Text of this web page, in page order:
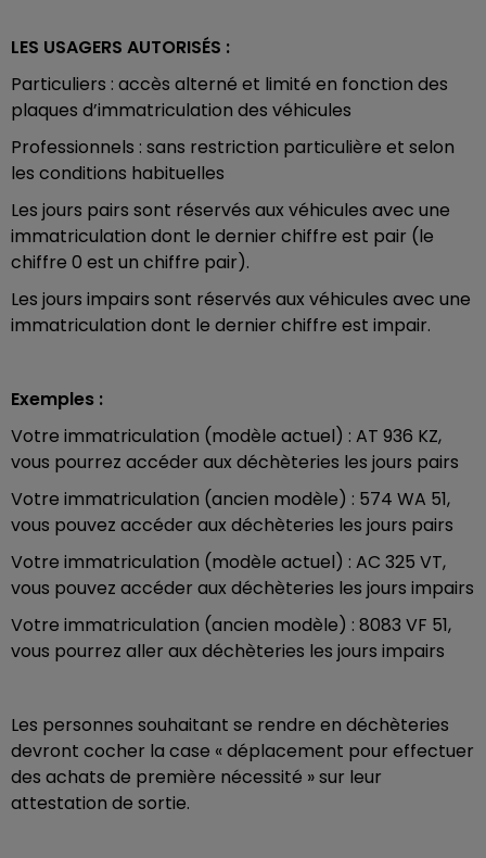
LES USAGERS AUTORISÉS :
Particuliers : accès alterné et limité en fonction des
plaques d’immatriculation des véhicules
Professionnels : sans restriction particulière et selon
les conditions habituelles
Les jours pairs sont réservés aux véhicules avec une
immatriculation dont le dernier chiffre est pair (le
chiffre 0 est un chiffre pair).
Les jours impairs sont réservés aux véhicules avec une
immatriculation dont le dernier chiffre est impair.
Exemples :
Votre immatriculation (modèle actuel) : AT 936 KZ,
vous pourrez accéder aux déchèteries les jours pairs
Votre immatriculation (ancien modèle) : 574 WA 51,
vous pouvez accéder aux déchèteries les jours pairs
Votre immatriculation (modèle actuel) : AC 325 VT,
vous pouvez accéder aux déchèteries les jours impairs
Votre immatriculation (ancien modèle) : 8083 VF 51,
vous pourrez aller aux déchèteries les jours impairs
Les personnes souhaitant se rendre en déchèteries
devront cocher la case « déplacement pour effectuer
des achats de première nécessité » sur leur
attestation de sortie.